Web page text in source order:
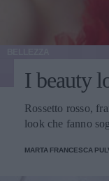
I beauty
Rossetto rosso,
look che fanno
MARTA FRANCESCA